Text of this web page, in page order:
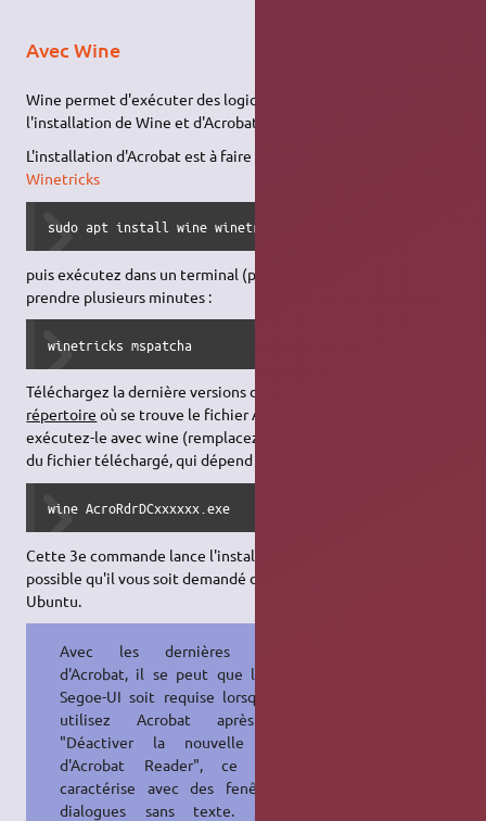
Avec Wine
Wine permet d'exécuter des logiciels Windows. Attention,
l'installation de Wine et d'Acrobat prend beaucoup de place !
L'installation d'Acrobat est à faire en 3 étapes : Installer
Winetricks
sudo apt install wine winetricks
puis exécutez dans un terminal (pour paramétrer Wine) - peut
prendre plusieurs minutes :
winetricks mspatcha
Téléchargez la dernière versions d'Acrobat
répertoire où se trouve le fichier Acrobat téléchargé)
exécutez-le avec wine (remplacez AcroRdrDCxxxxxx par le nom
du fichier téléchargé, qui dépend de la version d'Acrobat) :
wine AcroRdrDCxxxxxx.exe
Cette 3e commande lance l'installation d'Acrobat. Il est
possible qu'il vous soit demandé d'installer d'autres paquets
Ubuntu.
Avec les dernières versions
d'Acrobat, il se peut que la police
Segoe-UI soit requise lorsque vous
utilisez Acrobat après avoir
"Déactiver la nouvelle version
d'Acrobat Reader", ce qui se
caractérise avec des fenêtres de
dialogues sans texte. Pour y